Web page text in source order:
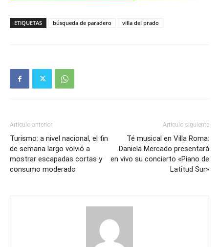
ETIQUETAS búsqueda de paradero villa del prado
Artículo anterior
Turismo: a nivel nacional, el fin
de semana largo volvió a
mostrar escapadas cortas y
consumo moderado
Artículo siguiente
Té musical en Villa Roma:
Daniela Mercado presentará
en vivo su concierto «Piano de
Latitud Sur»